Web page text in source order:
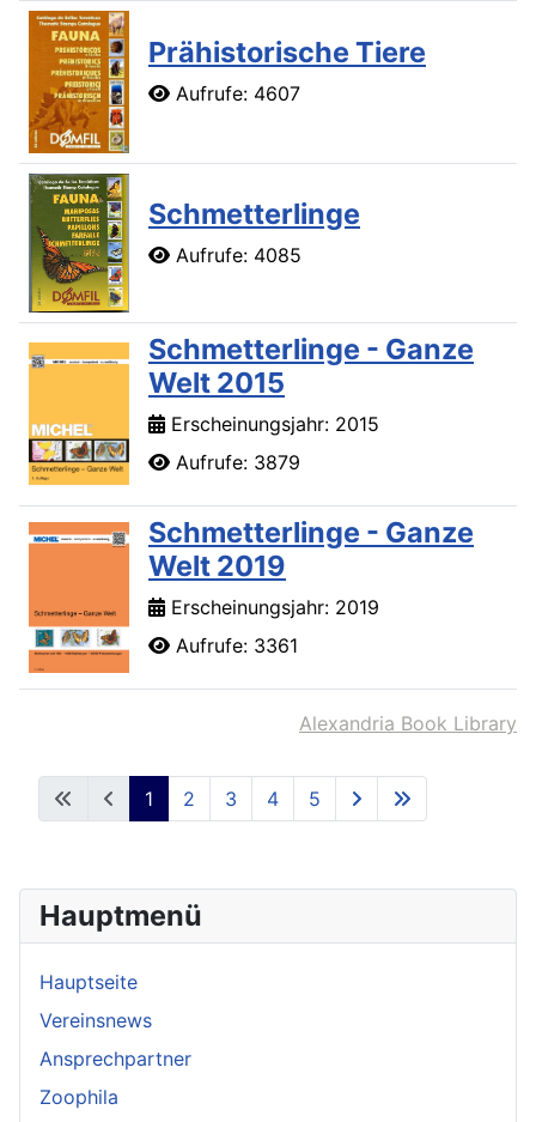
Hauptmenü
Hauptseite
Vereinsnews
Ansprechpartner
Zoophila
Prähistorische Tiere
Aufrufe: 4607
Schmetterlinge
Aufrufe: 4085
Schmetterlinge - Ganze
Welt 2015
Erscheinungsjahr: 2015
Aufrufe: 3879
Schmetterlinge - Ganze
Welt 2019
Erscheinungsjahr: 2019
Aufrufe: 3361
Alexandria Book Library
1 2 3 4 5